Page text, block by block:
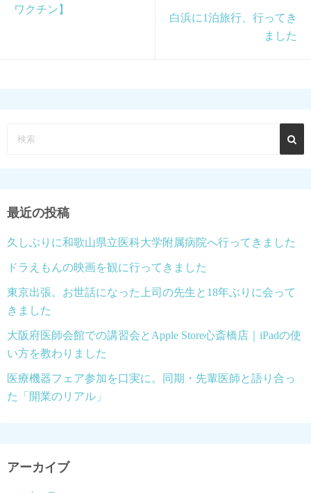
ワクチン】
白浜に1泊旅行、行ってき
ました
最近の投稿
久しぶりに和歌山県立医科大学附属病院へ行ってきました
ドラえもんの映画を観に行ってきました
東京出張。お世話になった上司の先生と18年ぶりに会って
きました
大阪府医師会館での講習会とApple Store心斎橋店｜iPadの使
い方を教わりました
医療機器フェア参加を口実に。同期・先輩医師と語り合っ
た「開業のリアル」
アーカイブ